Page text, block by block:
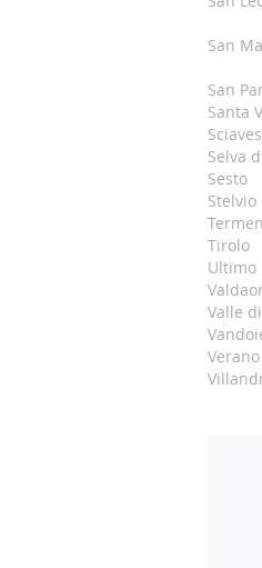
San
San
Santa
Sciaves
Selva
Sesto
Stelvio
Tirolo
Ultimo
Valle
Verano